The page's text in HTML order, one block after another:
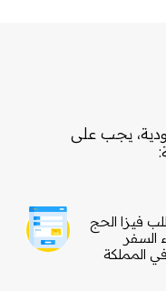
يجب على
فيزا الحج
السفر
المملكة